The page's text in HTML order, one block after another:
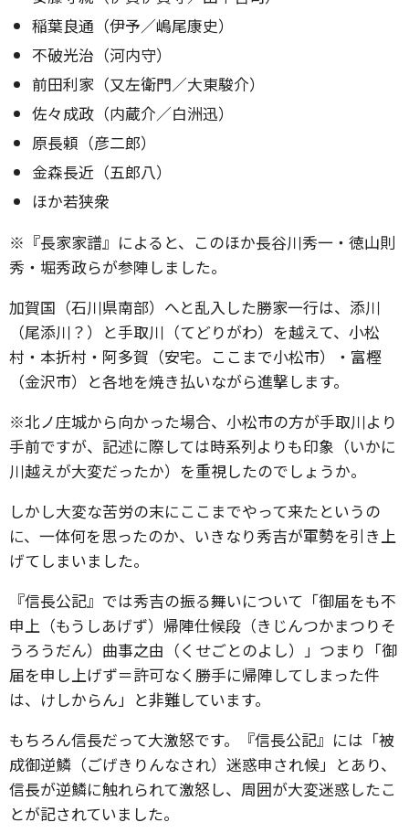
稲葉良通（伊予／嶋尾康史）
不破光治（河内守）
前田利家（又左衛門／大東駿介）
佐々成政（内蔵介／白洲迅）
原長頼（彦二郎）
金森長近（五郎八）
ほか若狭衆
※『長家家譜』によると、このほか長谷川秀一・徳山則
秀・堀秀政らが参陣しました。
加賀国（石川県南部）へと乱入した勝家一行は、添川
（尾添川？）と手取川（てどりがわ）を越えて、小松
村・本折村・阿多賀（安宅。ここまで小松市）・富樫
（金沢市）と各地を焼き払いながら進撃します。
※北ノ庄城から向かった場合、小松市の方が手取川より
手前ですが、記述に際しては時系列よりも印象（いかに
川越えが大変だったか）を重視したのでしょうか。
しかし大変な苦労の末にここまでやって来たというの
に、一体何を思ったのか、いきなり秀吉が軍勢を引き上
げてしまいました。
『信長公記』では秀吉の振る舞いについて「御届をも不
申上（もうしあげず）帰陣仕候段（きじんつかまつりそ
うろうだん）曲事之由（くせごとのよし）」つまり「御
届を申し上げず＝許可なく勝手に帰陣してしまった件
は、けしからん」と非難しています。
もちろん信長だって大激怒です。『信長公記』には「被
成御逆鱗（ごげきりんなされ）迷惑申され候」とあり、
信長が逆鱗に触れられて激怒し、周囲が大変迷惑したこ
とが記されていました。